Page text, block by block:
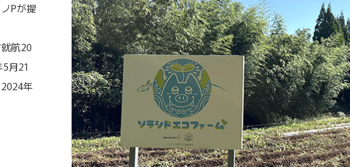
Pが提
航20
月21
年